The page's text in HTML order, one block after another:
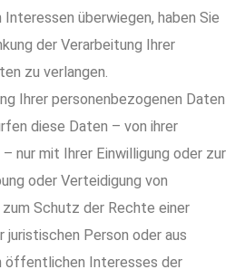
überwiegen, haben Sie
der Verarbeitung Ihrer
zu verlangen.
Ihrer personenbezogenen Daten
diese Daten – von ihrer
nur mit Ihrer Einwilligung oder zur
oder Verteidigung von
Schutz der Rechte einer
juristischen Person oder aus
öffentlichen Interesses der